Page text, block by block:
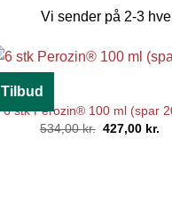
Vi sender på 2-3
Tilbud
6 stk Perozin® 100 ml (spar
534,00kr. Den
427,00 kr.